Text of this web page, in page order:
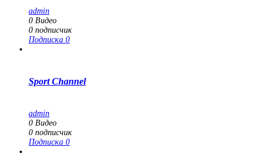
admin
0 Видео
0 подписчик
Подписка 0
Sport Channel
admin
0 Видео
0 подписчик
Подписка 0